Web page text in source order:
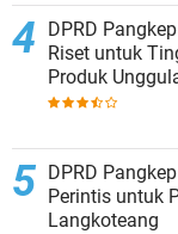
DPRD
Riset untuk
Produk
DPRD
Perintis untuk
Langkoteang